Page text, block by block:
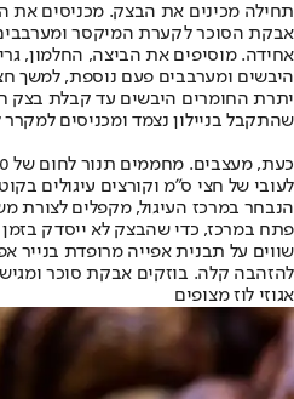
תחילה מכינים את הבצק. מכניסים את
אבקת הסוכר לקערת המיקסר
אחידה. מוסיפים את הביצה, החלמון,
היבשים ומערבבים פעם נוספת, למשך
יתרת החומרים היבשים עד קבלת בצק
שהתקבל בניילון נצמד ומכניסים למקרר
הנבחר במרכז העיגול, מקפלים לצורת
פתח במרכז, כדי שהבצק לא ייסדק
להזהבה קלה. בוזקים אבקת סוכר
אגוזי לוז מצופים